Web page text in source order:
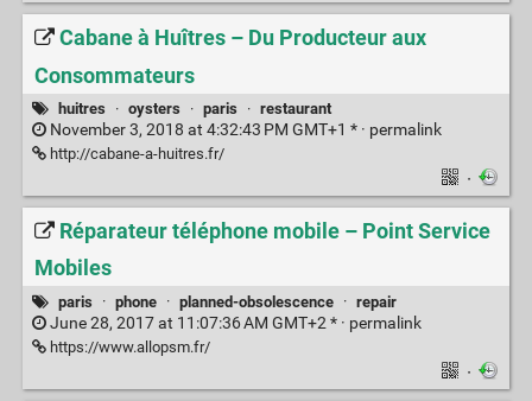
Cabane à Huîtres – Du Producteur aux
Consommateurs
huitres · oysters · paris · restaurant
November 3, 2018 at 4:32:43 PM GMT+1 * · permalink
http://cabane-a-huitres.fr/
·
Réparateur téléphone mobile – Point Service
Mobiles
paris · phone · planned-obsolescence · repair
June 28, 2017 at 11:07:36 AM GMT+2 * · permalink
https://www.allopsm.fr/
·